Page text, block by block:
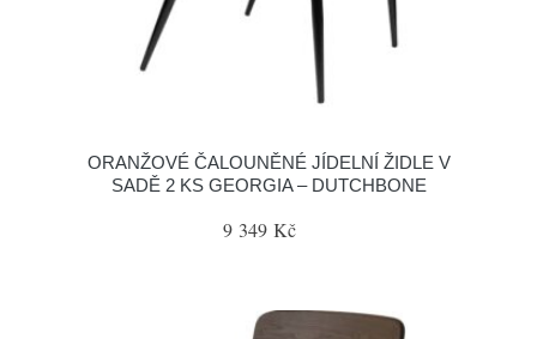
ORANŽOVÉ ČALOUNĚNÉ JÍDELNÍ ŽIDLE V
SADĚ 2 KS GEORGIA – DUTCHBONE
9 349 Kč